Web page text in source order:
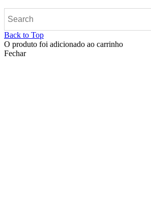
Back to Top
O produto foi adicionado ao carrinho
Fechar